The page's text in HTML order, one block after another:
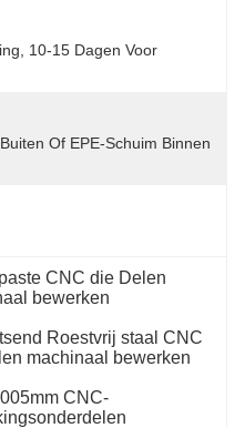
10-15 Dagen Voor
Of EPE-Schuim Binnen
CNC die Delen
bewerken
Roestvrij staal CNC
machinaal bewerken
CNC-